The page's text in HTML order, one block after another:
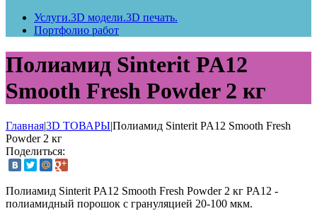
Услуги.3D модели.3D печать.
Портфолио работ
Полиамид Sinterit PA12
Smooth Fresh Powder 2 кг
Главная|3D ТОВАРЫ|Полиамид Sinterit PA12 Smooth Fresh
Powder 2 кг
Поделиться:
Полиамид Sinterit PA12 Smooth Fresh Powder 2 кг PA12 -
полиамидный порошок с грануляцией 20-100 мкм.